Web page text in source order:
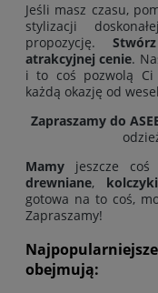
Jeśli masz czasu,
stylizacji
propozycję.
atrakcyjnej cenie.
i to coś pozwolą Ci
każdą okazję od
Zapraszamy do
Mamy jeszcze coś
drewniane, kolczyki
gotowa na to coś,
Zapraszamy!
obejmują: